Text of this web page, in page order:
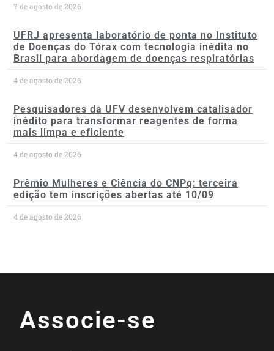
7 de agosto de 2026
UFRJ apresenta laboratório de ponta no Instituto
de Doenças do Tórax com tecnologia inédita no
Brasil para abordagem de doenças respiratórias
4 de agosto de 2026
Pesquisadores da UFV desenvolvem catalisador
inédito para transformar reagentes de forma
mais limpa e eficiente
4 de agosto de 2026
Prêmio Mulheres e Ciência do CNPq: terceira
edição tem inscrições abertas até 10/09
4 de agosto de 2026
Associe-se